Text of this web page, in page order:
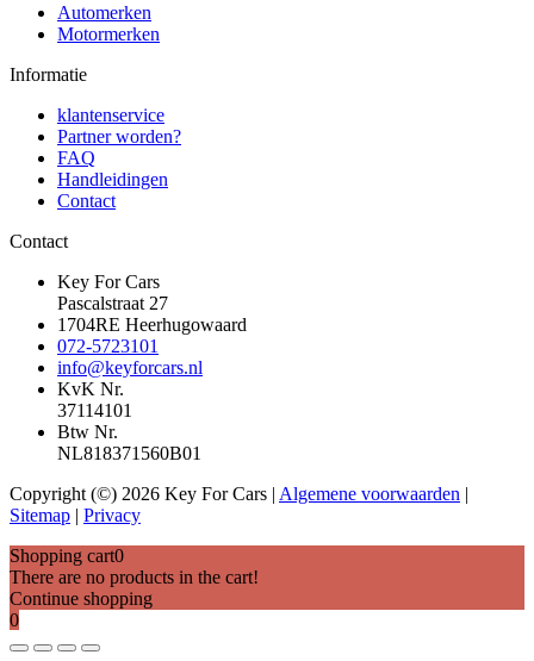
Automerken
Motormerken
Informatie
klantenservice
Partner worden?
FAQ
Handleidingen
Contact
Contact
Key For Cars
Pascalstraat 27
1704RE Heerhugowaard
072-5723101
info@keyforcars.nl
KvK Nr.
37114101
Btw Nr.
NL818371560B01
Copyright (©) 2026 Key For Cars | Algemene voorwaarden |
Sitemap | Privacy
Shopping cart0
There are no products in the cart!
Continue shopping
0